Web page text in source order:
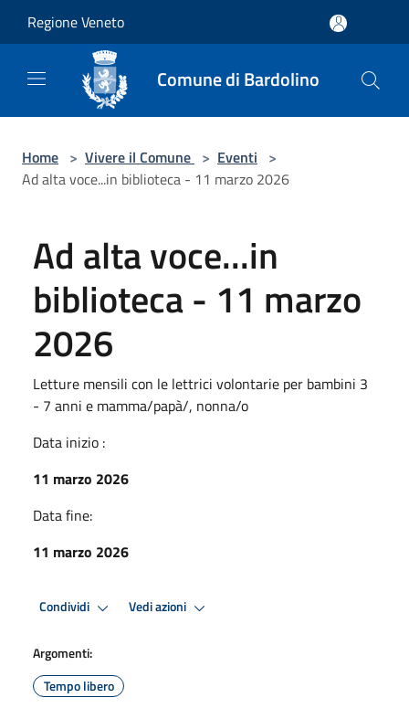
Regione Veneto
Comune di Bardolino
Home > Vivere il Comune > Eventi >
Ad alta voce...in biblioteca - 11 marzo 2026
Ad alta voce...in
biblioteca - 11 marzo
2026
Letture mensili con le lettrici volontarie per bambini 3
- 7 anni e mamma/papà/, nonna/o
Data inizio :
11 marzo 2026
Data fine:
11 marzo 2026
Condividi Vedi azioni
Argomenti:
Tempo libero